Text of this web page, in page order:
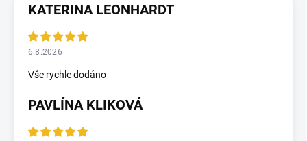
KATERINA LEONHARDT
6.8.2026
Vše rychle dodáno
PAVLÍNA KLIKOVÁ